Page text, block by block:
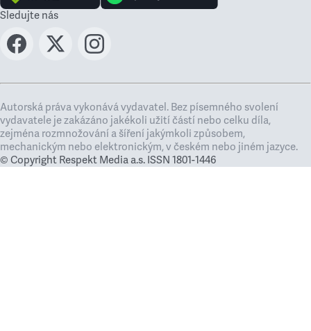
Sledujte nás
Autorská práva vykonává vydavatel. Bez písemného svolení
vydavatele je zakázáno jakékoli užití částí nebo celku díla,
zejména rozmnožování a šíření jakýmkoli způsobem,
mechanickým nebo elektronickým, v českém nebo jiném jazyce.
© Copyright Respekt Media a.s. ISSN 1801-1446